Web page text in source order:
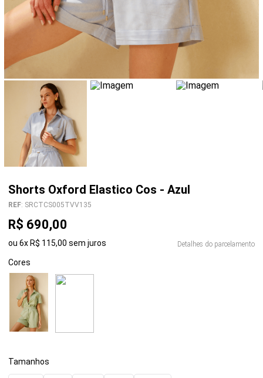
Shorts Oxford Elastico Cos - Azul
REF: SRCTCS005TVV135
R$ 690,00
ou 6x R$ 115,00 sem juros Detalhes do parcelamento
Cores
Tamanhos